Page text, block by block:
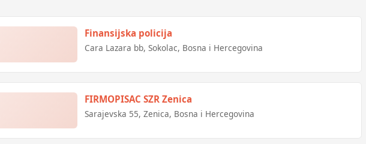
Finansijska policija
Cara Lazara bb, Sokolac, Bosna i Hercegovina
FIRMOPISAC SZR Zenica
Sarajevska 55, Zenica, Bosna i Hercegovina